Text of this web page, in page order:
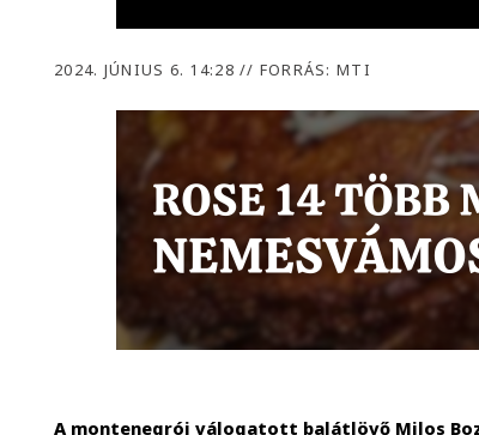
2024. JÚNIUS 6. 14:28// FORRÁS: MTI
A montenegrói válogatott balátlövő Milos